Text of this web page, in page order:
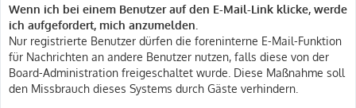
Wenn ich bei einem Benutzer auf den E-Mail-Link klicke, werde
ich aufgefordert, mich anzumelden.
Nur registrierte Benutzer dürfen die foreninterne E-Mail-Funktion
für Nachrichten an andere Benutzer nutzen, falls diese von der
Board-Administration freigeschaltet wurde. Diese Maßnahme soll
den Missbrauch dieses Systems durch Gäste verhindern.